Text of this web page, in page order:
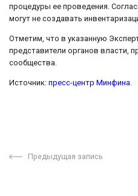
процедуры ее проведения.
могут не создавать
Отметим, что в указанную
представители органов власти,
сообщества.
Источник: пресс-центр Минфина
Предыдущая запись